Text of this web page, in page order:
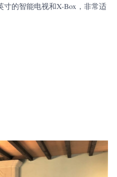
的智能电视和X-Box，非常适